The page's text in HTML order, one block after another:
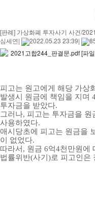
[판례] 가상화폐 투자사기 사건/
심세연| 2022.05.23 23:39|
2021고합244_판결문.pdf[파
피고는 원고에게 해당 가상
발생시 원금에 책임을 지며
투자금을 받았다.
그러나, 피고는 투자금을 원
사용하였다.
애시당초에 피고는 원금을
이 없었다.
따라서, 원금 6억4천만원에
법률위반(사기)로 피고인은